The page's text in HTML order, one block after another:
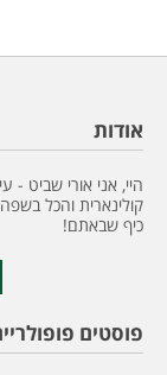
אודות
היי, אני אורי שביט -
קולינארית והכל
כיף שבאתם!
פוסטים